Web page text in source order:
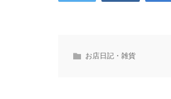
お店日記・雑貨